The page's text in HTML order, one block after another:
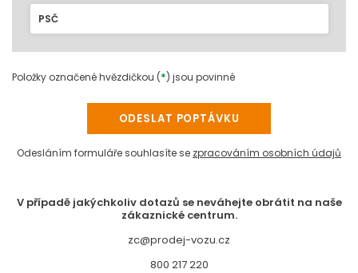
PSČ
Položky označené hvězdičkou (*) jsou povinné
ODESLAT POPTÁVKU
Odesláním formuláře souhlasíte se zpracováním osobních údajů
V případě jakýchkoliv dotazů se neváhejte obrátit na naše
zákaznické centrum.
zc@prodej-vozu.cz
800 217 220